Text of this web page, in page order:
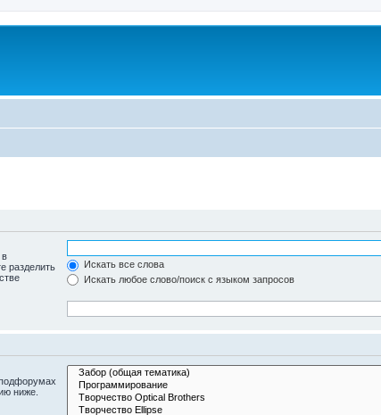
в
разделить
Искать все слова
Искать любое слово/поиск с языком запросов
ниже.